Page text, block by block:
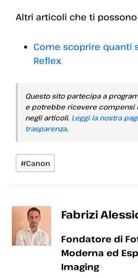
Altri articoli che ti
Come scoprire quanti
Reflex
Questo sito partecipa a
e potrebbe ricevere compensi
negli articoli. Leggi la nostra
trasparenza.
Tag
articolo:
#Canon
Fabrizi
Fondatore di
Moderna ed
Imaging